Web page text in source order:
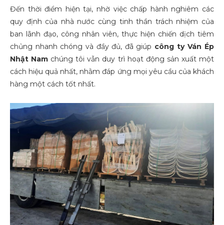
Đến thời điểm hiện tại, nhờ việc chấp hành nghiêm các
quy định của nhà nước cùng tinh thần trách nhiệm của
ban lãnh đạo, công nhân viên, thực hiện chiến dịch tiêm
chủng nhanh chóng và đầy đủ, đã giúp công ty Ván Ép
Nhật Nam chúng tôi vẫn duy trì hoạt động sản xuất một
cách hiệu quả nhất, nhằm đáp ứng mọi yêu cầu của khách
hàng một cách tốt nhất.